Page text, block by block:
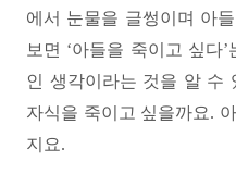
에서 눈물을 글썽이며 아
보면 ‘아들을 죽이고 싶다
인 생각이라는 것을 알 수
자식을 죽이고 싶을까요.
지요.